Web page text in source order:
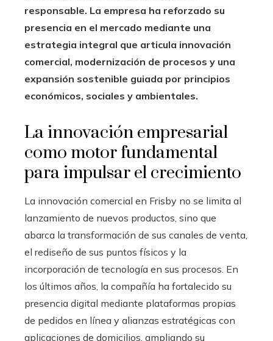
responsable. La empresa ha reforzado su
presencia en el mercado mediante una
estrategia integral que articula innovación
comercial, modernización de procesos y una
expansión sostenible guiada por principios
económicos, sociales y ambientales.
La innovación empresarial
como motor fundamental
para impulsar el crecimiento
La innovación comercial en Frisby no se limita al
lanzamiento de nuevos productos, sino que
abarca la transformación de sus canales de venta,
el rediseño de sus puntos físicos y la
incorporación de tecnología en sus procesos. En
los últimos años, la compañía ha fortalecido su
presencia digital mediante plataformas propias
de pedidos en línea y alianzas estratégicas con
aplicaciones de domicilios, ampliando su